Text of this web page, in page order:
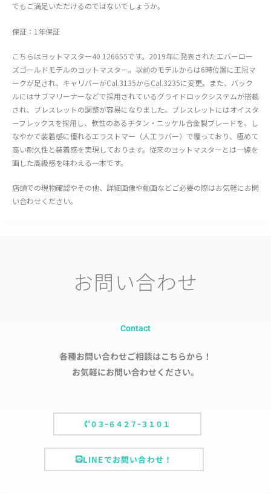
でもご満足いただけるのではないでしょうか。
保証：1年保証
こちらはヨットマスター40 126655です。2019年に発表されたエバーロー
ズゴールドモデルのヨットマスター。以前のモデルからは6時位置に王冠マ
ークが足され、キャリバーがCal.3135からCal.3235に変更。また、バック
ルにはサブマリーナーなどで採用されているグライドロックシステムが搭載
され、ブレスレットの調整が容易になりました。ブレスレットにはオイスタ
ーフレックスを採用し、軟性のあるチタン・ニッケル合金製ブレードを、し
なやかで装着感に優れるエラストマー（人工ラバー）で覆っており、極めて
高い耐久性と装着感を実現しております。従来のヨットマスターとは一線を
画した高級感を味わえる一本です。
店頭での現物確認やその他、詳細画像や動画などご必要の際はお気軽にお問
い合わせください。
お問い合わせ
Contact
各種お問い合わせご相談はこちらから！
お気軽にお問い合わせください。
０３ｰ６４２７ｰ３１０１
LINEでお問い合わせ！